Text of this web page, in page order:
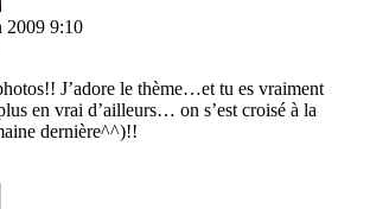
2009 9:10
J’adore le thème…et tu es vraiment
en vrai d’ailleurs… on s’est croisé à la
dernière^^)!!